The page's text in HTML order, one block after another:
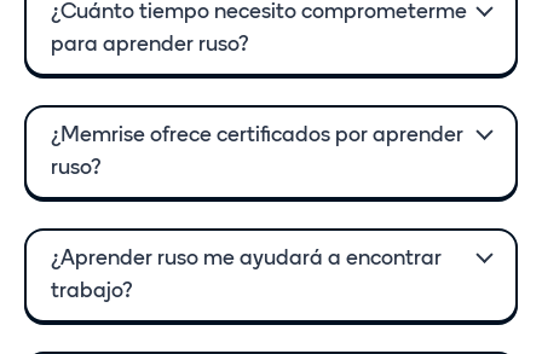
¿Cuánto tiempo necesito comprometerme
para aprender ruso?
¿Aprender ruso me ayudará a encontrar
trabajo?
¿Memrise ofrece certificados por aprender
ruso?